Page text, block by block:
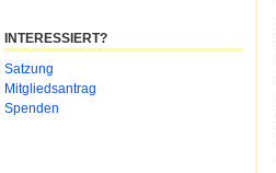
INTERESSIERT?
Navigation
überspringen
Satzung
Mitgliedsantrag
Spenden